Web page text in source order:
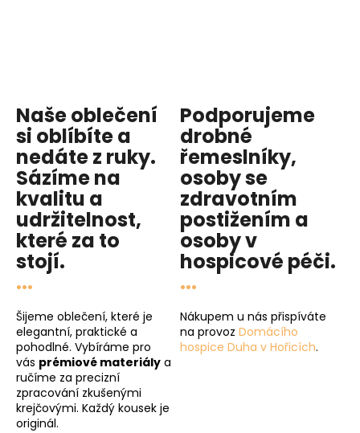
Naše oblečení
si oblíbíte a
nedáte z ruky.
Sázíme na
kvalitu a
udržitelnost,
které za to
stojí.
...
Šijeme oblečení, které je
elegantní, praktické a
pohodlné. Vybíráme pro
vás prémiové materiály a
ručíme za precizní
zpracování zkušenými
krejčovými. Každý kousek je
originál.
Podporujeme
drobné
řemeslníky,
osoby se
zdravotním
postižením a
osoby v
hospicové péči.
...
Nákupem u nás přispíváte
na provoz Domácího
hospice Duha v Hořicích.